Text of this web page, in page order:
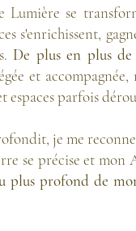
Lumière se
s'enrichissent,
De plus en plus
et
espaces parfois
je me
se précise et
plus profond de